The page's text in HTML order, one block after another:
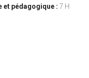
et pédagogique : 7 H